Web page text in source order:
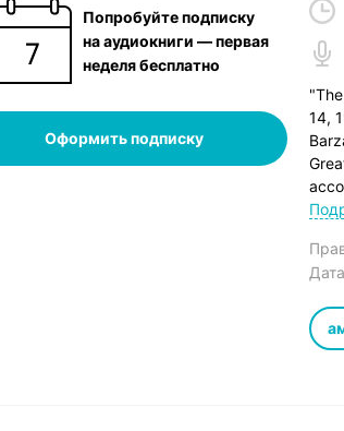
Попробуйте подписку
на аудиокниги — первая
неделя бесплатно
Оформить подписку
14,
until